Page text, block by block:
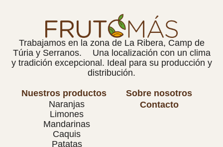
Trabajamos en la zona de La Ribera, Camp de
Túria y Serranos. Una localización con un clima
y tradición excepcional. Ideal para su producción y
distribución.
Nuestros productos
Naranjas
Limones
Mandarinas
Caquis
Patatas
Sobre nosotros
Contacto